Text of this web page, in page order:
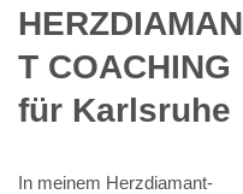
HERZDIAMAN
T COACHING
für Karlsruhe
In meinem Herzdiamant-